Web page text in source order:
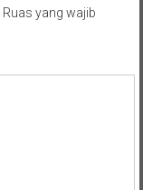
Ruas yang wajib